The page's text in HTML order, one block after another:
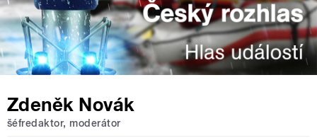
Zdeněk Novák
šéfredaktor, moderátor